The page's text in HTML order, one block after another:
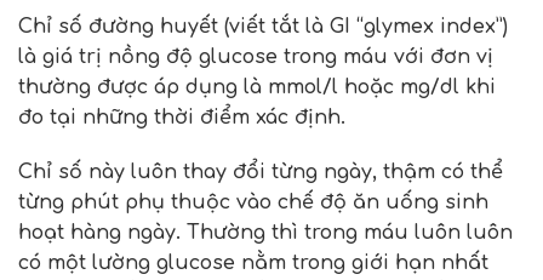
Chỉ số đường huyết (viết tắt là GI “glymex index”)
là giá trị nồng độ glucose trong máu với đơn vị
thường được áp dụng là mmol/l hoặc mg/dl khi
đo tại những thời điểm xác định.
Chỉ số này luôn thay đổi từng ngày, thậm có thể
từng phút phụ thuộc vào chế độ ăn uống sinh
hoạt hàng ngày. Thường thì trong máu luôn luôn
có một lường glucose nằm trong giới hạn nhất